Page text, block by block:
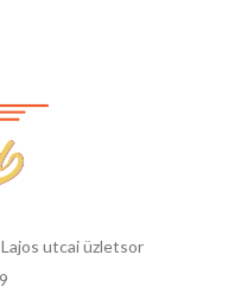
utcai üzletsor